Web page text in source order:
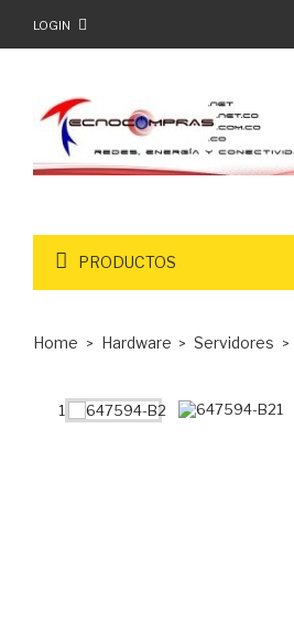
LOGIN
PRODUCTOS
Home Hardware Servidores